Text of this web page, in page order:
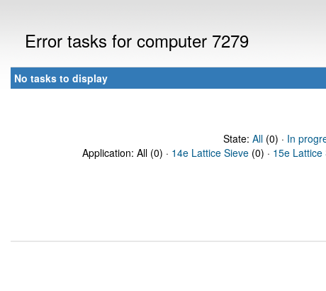
Error tasks for computer 7279
No tasks to display
State: All(0) · In
Application: All (0) · 14e Lattice Sieve (0) · 15e Lattice